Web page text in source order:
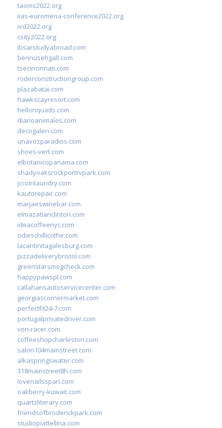
taoms2022.org
iias-euromena-conference2022.org
ivd2022.org
csity2022.org
ibsarstudyabroad.com
bennusehgall.com
tsecincinnati.com
roderconstructiongroup.com
plazabatai.com
hawkscayresort.com
hellonquads.com
diarioanimales.com
decogaleri.com
unavozparadios.com
shoes-vert.com
elbotanicopanama.com
shadyoaksrockportrvpark.com
jccoinlaundry.com
kautorepair.com
marjaeswinebar.com
elmazatlanclinton.com
ideacoffeenyc.com
odieschillicothe.com
lacantinitagalesburg.com
pizzadeliverybristol.com
greenstarsmogcheck.com
happypawspl.com
callahansautoservicecenter.com
georgiascornermarket.com
perfectfit24-7.com
portugalprivatedriver.com
von-racer.com
coffeeshopcharleston.com
salon104mainstreet.com
alkaspringswater.com
318mainstreet8h.com
lovenailsspari.com
oakberry-kuwait.com
quartzliterary.com
friendsofbroderickpark.com
studiopiattellina.com